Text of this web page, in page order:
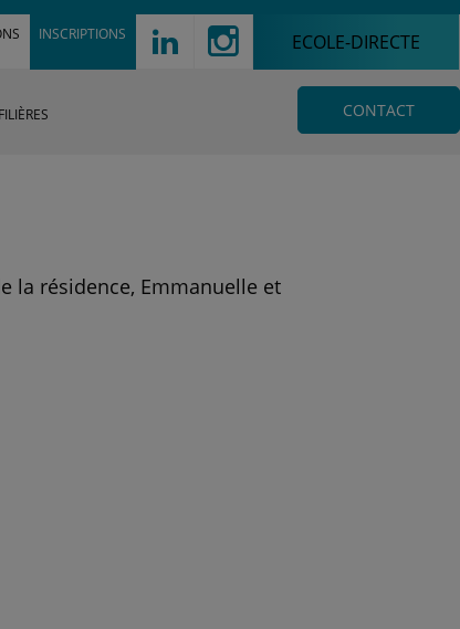
! d ECOLE-DIRECTE
INSCRIPTIONS
CONTACT
la résidence, Emmanuelle et